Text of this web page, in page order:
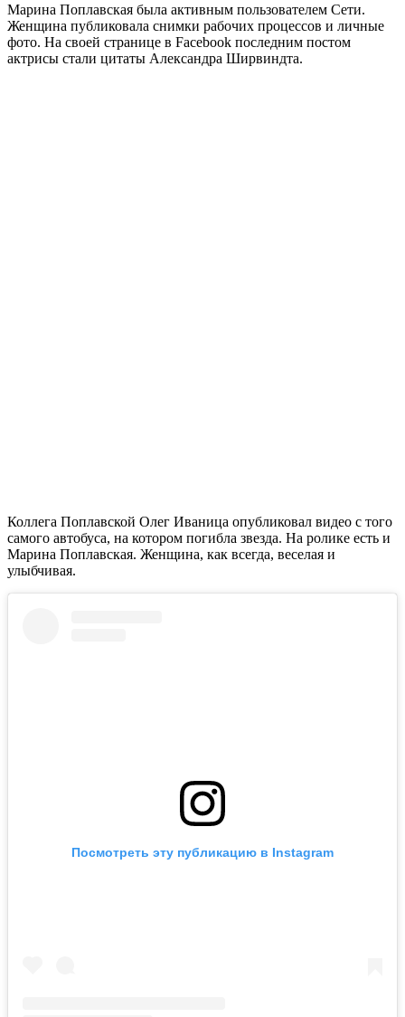
Марина Поплавская была активным пользователем Сети.
Женщина публиковала снимки рабочих процессов и личные
фото. На своей странице в Facebook последним постом
актрисы стали цитаты Александра Ширвиндта.
Коллега Поплавской Олег Иваница опубликовал видео с того
самого автобуса, на котором погибла звезда. На ролике есть и
Марина Поплавская. Женщина, как всегда, веселая и
улыбчивая.
Посмотреть эту публикацию в Instagram